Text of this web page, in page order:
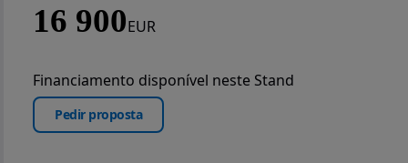
16 900EUR
Financiamento disponível neste Stand
Pedir proposta